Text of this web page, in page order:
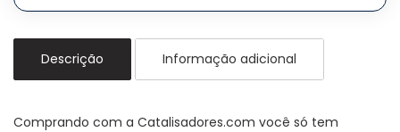
Descrição Informação adicional
Comprando com a Catalisadores.com você só tem